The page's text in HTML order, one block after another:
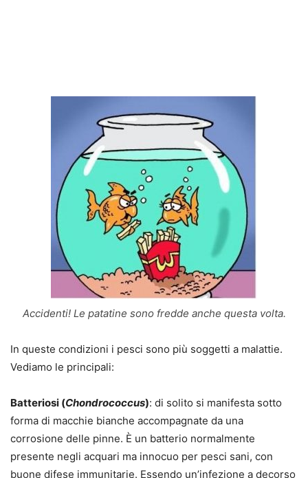
Accidenti! Le patatine sono fredde anche questa volta.
In queste condizioni i pesci sono più soggetti a malattie.
Vediamo le principali:
Batteriosi (Chondrococcus): di solito si manifesta sotto
forma di macchie bianche accompagnate da una
corrosione delle pinne. È un batterio normalmente
presente negli acquari ma innocuo per pesci sani, con
buone difese immunitarie. Essendo un’infezione a decorso